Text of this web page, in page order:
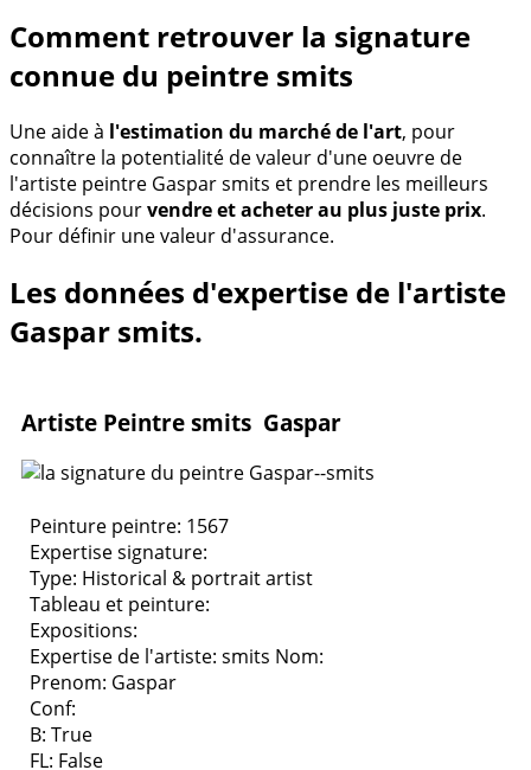
Comment retrouver la signature
connue du peintre smits
Une aide à l'estimation du marché de l'art, pour
connaître la potentialité de valeur d'une oeuvre de
l'artiste peintre Gaspar smits et prendre les meilleurs
décisions pourvendre et acheter au plus juste prix.
Pour définir une valeur d'assurance.
Les données d'expertise de l'artiste
Gaspar smits.
Artiste Peintre smits Gaspar
Peinture peintre: 1567
Expertise signature:
Type: Historical & portrait artist
Tableau et peinture:
Expositions:
Expertise de l'artiste: smits Nom:
Prenom: Gaspar
Conf:
B: True
FL: False